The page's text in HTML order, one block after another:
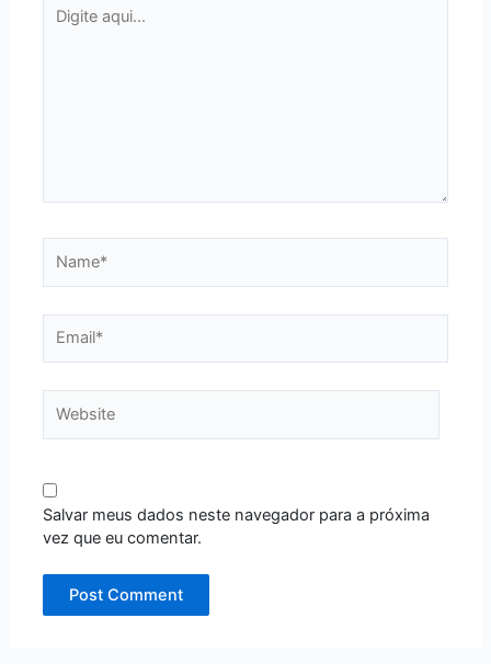
aqui...
Salvar meus dados neste navegador para a próxima
vez que eu comentar.